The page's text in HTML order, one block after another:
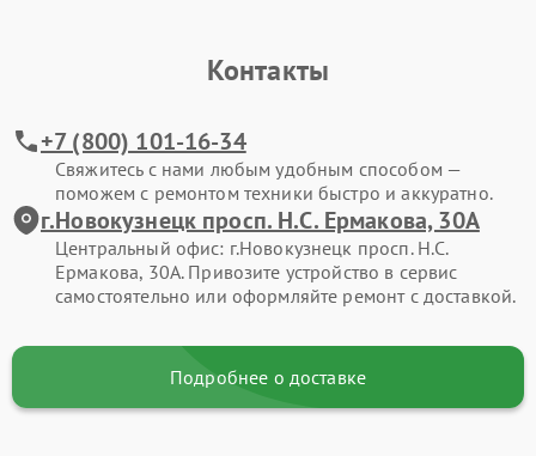
Контакты
+7 (800) 101-16-34
Свяжитесь с нами любым удобным способом —
поможем с ремонтом техники быстро и аккуратно.
г.Новокузнецк просп. Н.С. Ермакова, 30А
Центральный офис: г.Новокузнецк просп. Н.С.
Ермакова, 30А. Привозите устройство в сервис
самостоятельно или оформляйте ремонт с доставкой.
Подробнее о доставке